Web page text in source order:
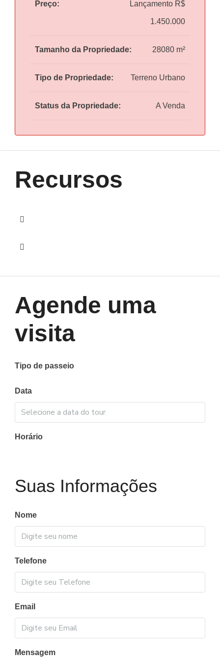
Preço: Lançamento R$
1.450.000
Tamanho da Propriedade: 28080 m²
Tipo de Propriedade: Terreno Urbano
Status da Propriedade: A Venda
Recursos
Agende uma
visita
Tipo de passeio
Data
Horário
Suas Informações
Nome
Telefone
Email
Mensagem